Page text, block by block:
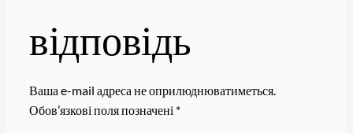
відповідь
Ваша e-mail адреса не оприлюднюватиметься.
Обов’язкові поля позначені *